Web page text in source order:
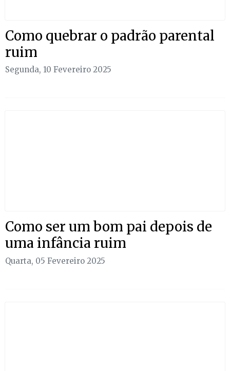
Como quebrar o padrão parental
ruim
Segunda, 10 Fevereiro 2025
Como ser um bom pai depois de
uma infância ruim
Quarta, 05 Fevereiro 2025